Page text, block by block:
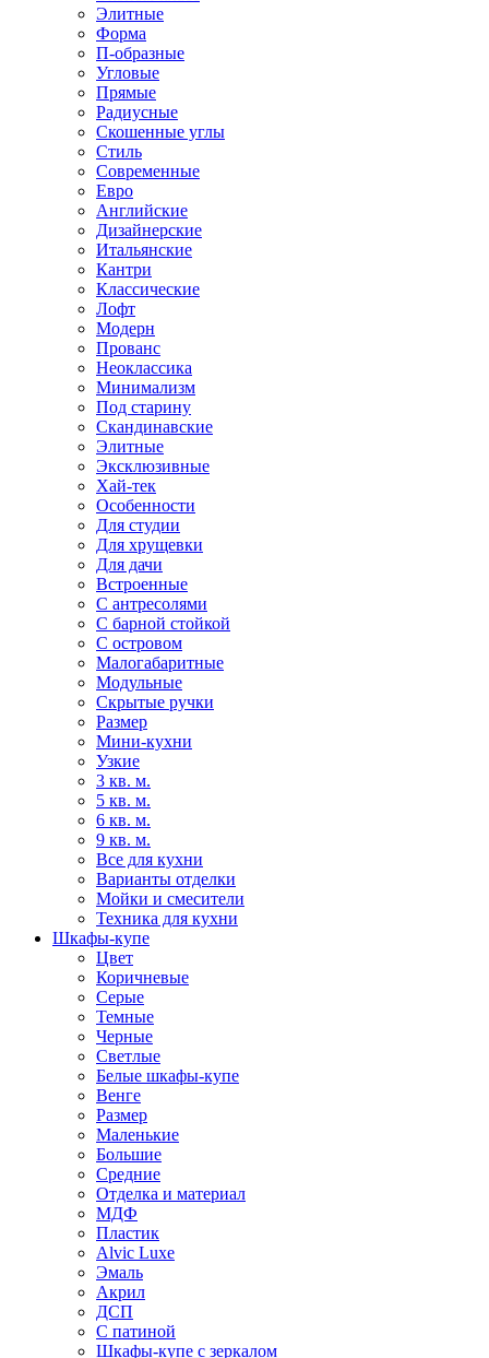
Элитные
Форма
П-образные
Угловые
Прямые
Радиусные
Скошенные углы
Стиль
Современные
Евро
Английские
Дизайнерские
Итальянские
Кантри
Классические
Лофт
Модерн
Прованс
Неоклассика
Минимализм
Под старину
Скандинавские
Элитные
Эксклюзивные
Хай-тек
Особенности
Для студии
Для хрущевки
Для дачи
Встроенные
С антресолями
С барной стойкой
С островом
Малогабаритные
Модульные
Скрытые ручки
Размер
Мини-кухни
Узкие
3 кв. м.
5 кв. м.
6 кв. м.
9 кв. м.
Все для кухни
Варианты отделки
Мойки и смесители
Техника для кухни
Шкафы-купе
Цвет
Коричневые
Серые
Темные
Черные
Светлые
Белые шкафы-купе
Венге
Размер
Маленькие
Большие
Средние
Отделка и материал
МДФ
Пластик
Alvic Luxe
Эмаль
Акрил
ДСП
С патиной
Шкафы-купе с зеркалом